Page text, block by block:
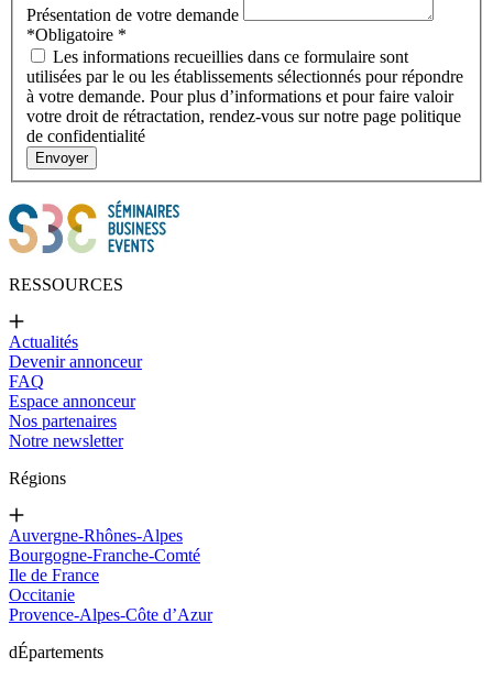
Présentation de votre demande
*Obligatoire *
Les informations recueillies dans ce formulaire sont
utilisées par le ou les établissements sélectionnés pour répondre
à votre demande. Pour plus d’informations et pour faire valoir
votre droit de rétractation, rendez-vous sur notre page politique
de confidentialité
Envoyer
RESSOURCES
Actualités
Devenir annonceur
FAQ
Espace annonceur
Nos partenaires
Notre newsletter
Régions
Auvergne-Rhônes-Alpes
Bourgogne-Franche-Comté
Ile de France
Occitanie
Provence-Alpes-Côte d’Azur
dÉpartements